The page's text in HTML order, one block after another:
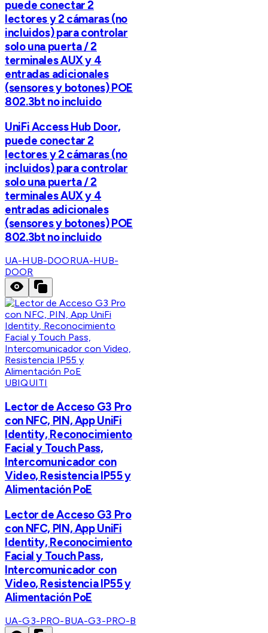
puede conectar 2
lectores y 2 cámaras (no
incluidos) para controlar
solo una puerta / 2
terminales AUX y 4
entradas adicionales
(sensores y botones) POE
802.3bt no incluido
UniFi Access Hub Door,
puede conectar 2
lectores y 2 cámaras (no
incluidos) para controlar
solo una puerta / 2
terminales AUX y 4
entradas adicionales
(sensores y botones) POE
802.3bt no incluido
UA-HUB-DOORUA-HUB-
DOOR
UBIQUITI
Lector de Acceso G3 Pro
con NFC, PIN, App UniFi
Identity, Reconocimiento
Facial y Touch Pass,
Intercomunicador con
Video, Resistencia IP55 y
Alimentación PoE
Lector de Acceso G3 Pro
con NFC, PIN, App UniFi
Identity, Reconocimiento
Facial y Touch Pass,
Intercomunicador con
Video, Resistencia IP55 y
Alimentación PoE
UA-G3-PRO-BUA-G3-PRO-B